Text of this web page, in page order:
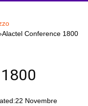
Alactel Conference 1800
22 Novembre